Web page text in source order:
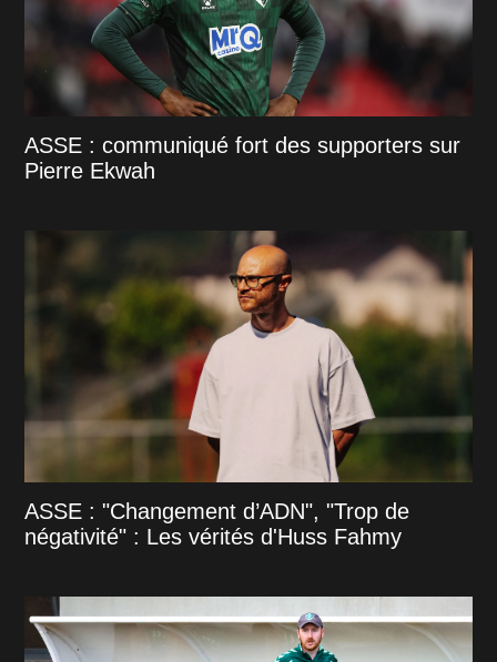
ASSE : communiqué fort des supporters sur
Pierre Ekwah
ASSE : "Changement d’ADN", "Trop de
négativité" : Les vérités d'Huss Fahmy